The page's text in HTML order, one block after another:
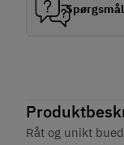
Råt og unikt